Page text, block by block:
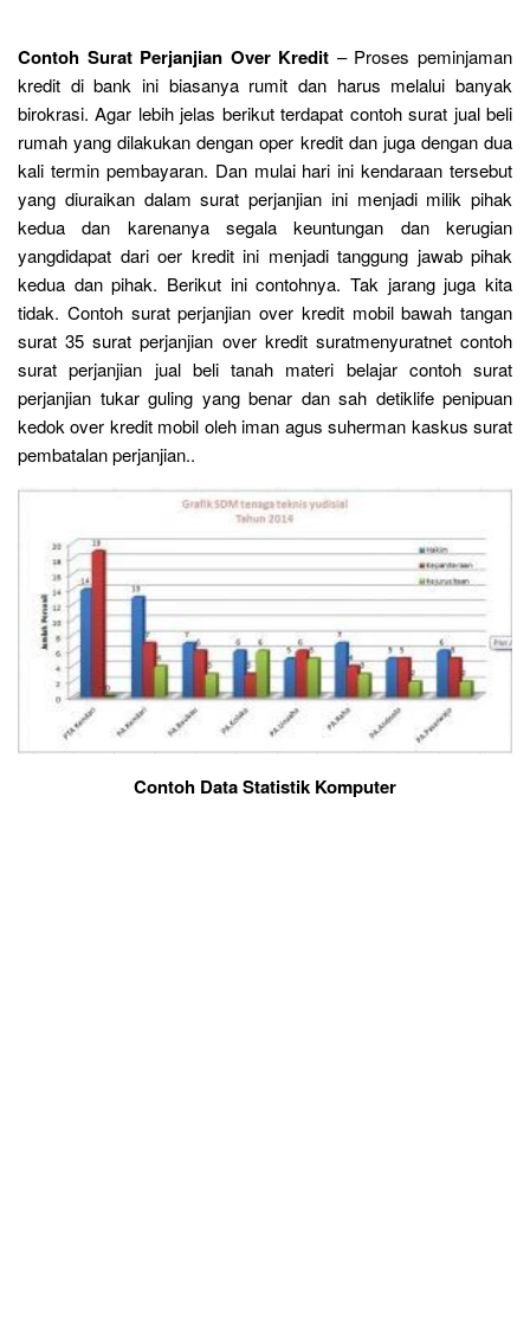
Contoh Surat Perjanjian Over Kredit – Proses peminjaman
kredit di bank ini biasanya rumit dan harus melalui banyak
birokrasi. Agar lebih jelas berikut terdapat contoh surat jual beli
rumah yang dilakukan dengan oper kredit dan juga dengan dua
kali termin pembayaran. Dan mulai hari ini kendaraan tersebut
yang diuraikan dalam surat perjanjian ini menjadi milik pihak
kedua dan karenanya segala keuntungan dan kerugian
yangdidapat dari oer kredit ini menjadi tanggung jawab pihak
kedua dan pihak. Berikut ini contohnya. Tak jarang juga kita
tidak. Contoh surat perjanjian over kredit mobil bawah tangan
surat 35 surat perjanjian over kredit suratmenyuratnet contoh
surat perjanjian jual beli tanah materi belajar contoh surat
perjanjian tukar guling yang benar dan sah detiklife penipuan
kedok over kredit mobil oleh iman agus suherman kaskus surat
pembatalan perjanjian..
Contoh Data Statistik Komputer